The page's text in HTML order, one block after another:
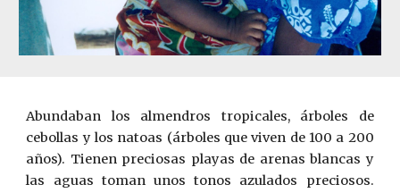
Abundaban los almendros tropicales, árboles de
cebollas y los natoas (árboles que viven de 100 a 200
años). Tienen preciosas playas de arenas blancas y
las aguas toman unos tonos azulados preciosos.